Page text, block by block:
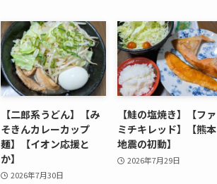
【二郎系うどん】【み
そきんカレーカップ
麺】【イオン応援と
か】
2026年7月30日
【鮭の塩焼き】【ファ
ミチキレッド】【熊本
地震の初動】
2026年7月29日